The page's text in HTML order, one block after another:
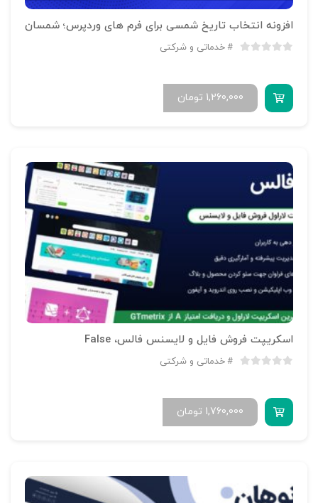
افزونه انتخاب تاریخ شمسی برای فرم های وردپرس؛ شمسان
خدماتی و شرکتی
تومان 1,260,000
اسکریپت فروش فایل و لایسنس فالس، False
خدماتی و شرکتی
تومان 1,760,000